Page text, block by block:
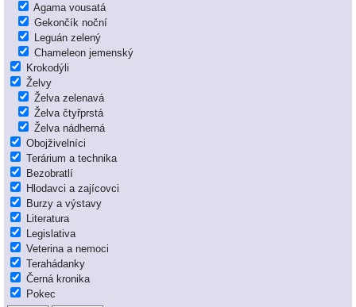
Agama vousatá
Gekončík noční
Leguán zelený
Chameleon jemenský
Krokodýli
Želvy
Želva zelenavá
Želva čtyřprstá
Želva nádherná
Obojživelníci
Terárium a technika
Bezobratlí
Hlodavci a zajícovci
Burzy a výstavy
Literatura
Legislativa
Veterina a nemoci
Terahádanky
Černá kronika
Pokec